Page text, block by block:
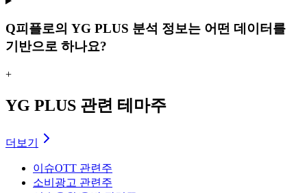
Q피플로의 YG PLUS 분석 정보는 어떤 데이터를
기반으로 하나요?
+
YG PLUS 관련 테마주
더보기
이슈OTT 관련주
소비 광고 관련주